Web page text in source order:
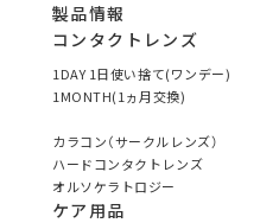
製品情報
コンタクトレンズ
1DAY 1日使い捨て(ワンデー)
1MONTH(1ヵ月交換)
カラコン（サークルレンズ）
ハードコンタクトレンズ
オルソケラトロジー
ケア用品